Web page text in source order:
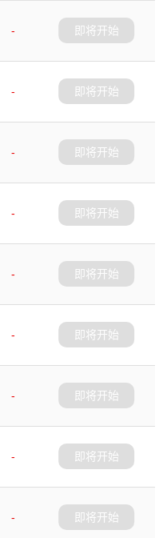
-
即将开始
-
即将开始
-
即将开始
-
即将开始
-
即将开始
-
即将开始
-
即将开始
-
即将开始
-
即将开始